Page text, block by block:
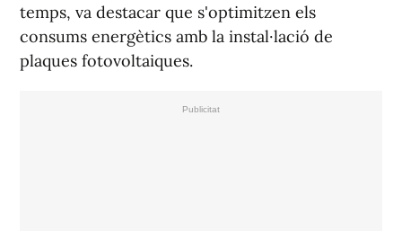
temps, va destacar que s'optimitzen els
consums energètics amb la instal·lació de
plaques fotovoltaiques.